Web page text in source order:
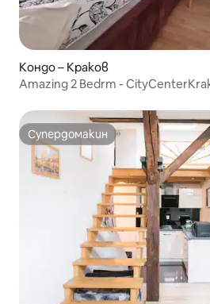
Кондо – Краков
Amazing 2 Bedrm -
Супердомакин
Супердомакин